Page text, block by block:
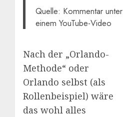
Quelle: Kommentar unter
einem YouTube-Video
Nach der „Orlando-
Methode“ oder
Orlando selbst (als
Rollenbeispiel) wäre
das wohl alles